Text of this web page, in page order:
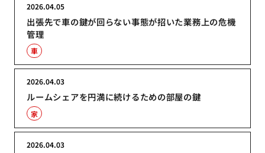
出張先で車の鍵が回らない事態が招いた業務上の危機
管理
2026.04.05
車
ルームシェアを円満に続けるための部屋の鍵
2026.04.03
家
2026.04.03